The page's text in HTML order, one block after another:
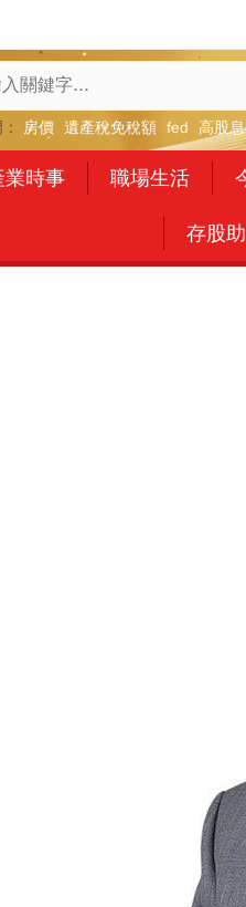
房價 遺產稅免稅額 fed 高股
業時事 職場生活
存股